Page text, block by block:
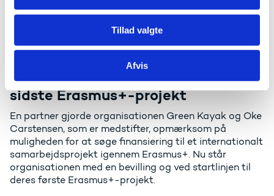
Tillad valgte
Afvis
været en stor udfordring. Der er bare nogle
rammeudfordringer, når man arbejder internationalt,
Første, men forhåbentligt ikke
sidste Erasmus+-projekt
En partner gjorde organisationen Green Kayak og Oke
Carstensen, som er medstifter, opmærksom på
muligheden for at søge finansiering til et internationalt
samarbejdsprojekt igennem Erasmus+. Nu står
organisationen med en bevilling og ved startlinjen til
deres første Erasmus+-projekt.